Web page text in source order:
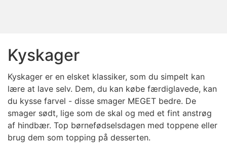
Kyskager
Kyskager er en elsket klassiker, som du simpelt kan
lære at lave selv. Dem, du kan købe færdiglavede, kan
du kysse farvel - disse smager MEGET bedre. De
smager sødt, lige som de skal og med et fint anstrøg
af hindbær. Top børnefødselsdagen med toppene eller
brug dem som topping på desserten.